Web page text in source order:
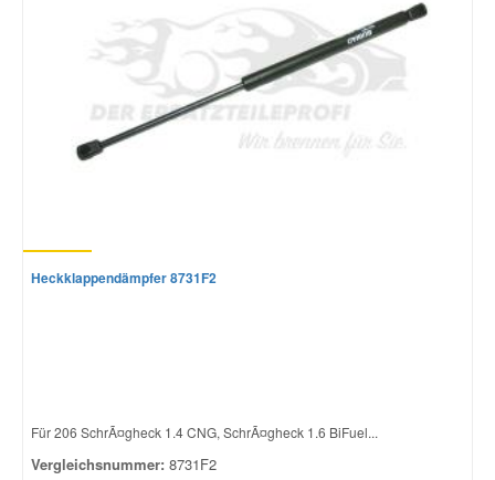
Heckklappendämpfer 8731F2
Für 206 SchrÃ¤gheck 1.4 CNG, SchrÃ¤gheck 1.6 BiFuel...
Vergleichsnummer: 8731F2